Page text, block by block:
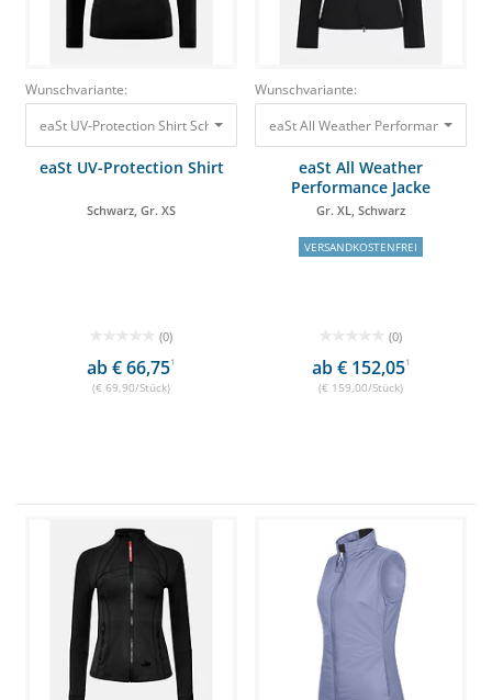
Wunschvariante:
eaSt UV-Protection Shirt Schwarz, Gr. XS 69,90 €
eaSt UV-Protection Shirt
Schwarz, Gr. XS
(0)
ab € 66,751
(€ 69,90/Stück)
Wunschvariante:
eaSt All Weather Performance
eaSt All Weather
Performance Jacke
Gr. XL, Schwarz
VERSANDKOSTENFREI
(0)
ab € 152,051
(€ 159,00/Stück)